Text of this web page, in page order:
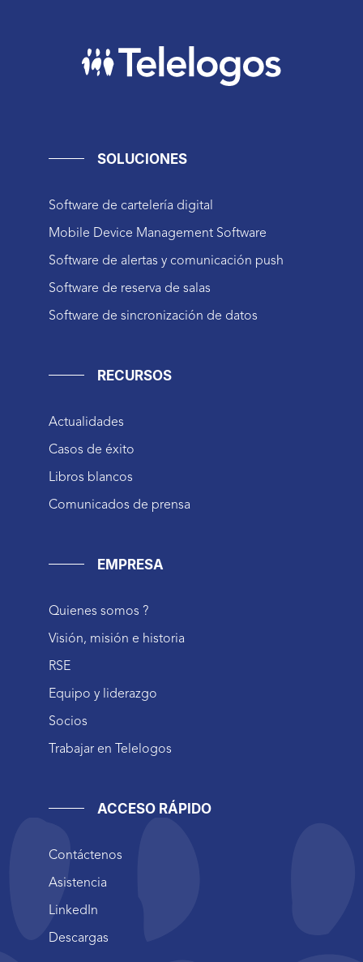
SOLUCIONES
Software de cartelería digital
Mobile Device Management Software
Software de alertas y comunicación push
Software de reserva de salas
Software de sincronización de datos
RECURSOS
Actualidades
Casos de éxito
Libros blancos
Comunicados de prensa
EMPRESA
Quienes somos ?
Visión, misión e historia
RSE
Equipo y liderazgo
Socios
Trabajar en Telelogos
ACCESO RÁPIDO
Contáctenos
Asistencia
LinkedIn
Descargas